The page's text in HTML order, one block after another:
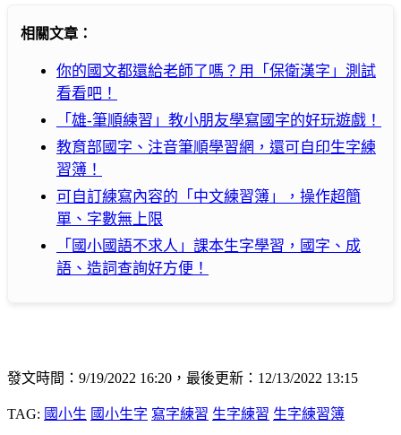
相關文章：
你的國文都還給老師了嗎？用「保衛漢字」測試
看看吧！
「雄-筆順練習」教小朋友學寫國字的好玩遊戲！
教育部國字、注音筆順學習網，還可自印生字練
習簿！
可自訂練寫內容的「中文練習簿」，操作超簡
單、字數無上限
「國小國語不求人」課本生字學習，國字、成
語、造詞查詢好方便！
發文時間：9/19/2022 16:20，最後更新：12/13/2022 13:15
TAG: 國小生 國小生字 寫字練習 生字練習 生字練習簿